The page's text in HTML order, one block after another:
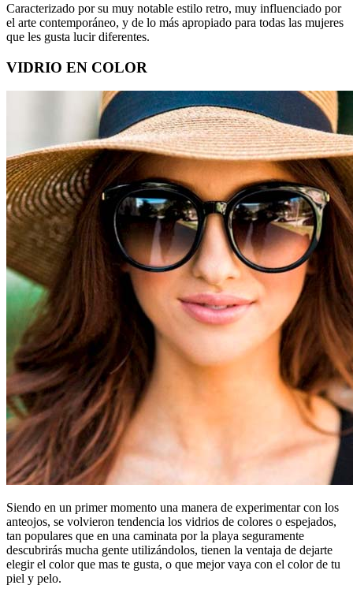
Caracterizado por su muy notable estilo retro, muy influenciado por
el arte contemporáneo, y de lo más apropiado para todas las mujeres
que les gusta lucir diferentes.
VIDRIO EN COLOR
Siendo en un primer momento una manera de experimentar con los
anteojos, se volvieron tendencia los vidrios de colores o espejados,
tan populares que en una caminata por la playa seguramente
descubrirás mucha gente utilizándolos, tienen la ventaja de dejarte
elegir el color que mas te gusta, o que mejor vaya con el color de tu
piel y pelo.